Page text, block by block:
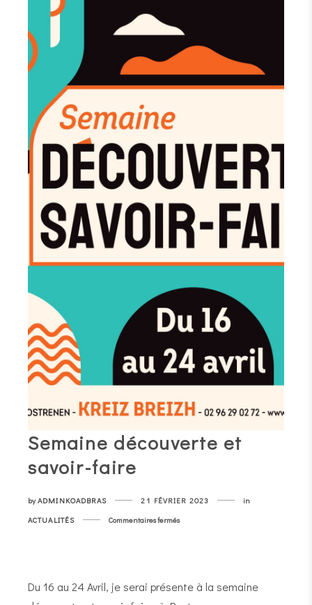
Semaine découverte et
savoir-faire
by ADMINKOADBRAS 21 FÉVRIER 2023
in
ACTUALITÉS
Commentaires fermés
faire
Du 16 au 24 Avril, je serai présente à la semaine